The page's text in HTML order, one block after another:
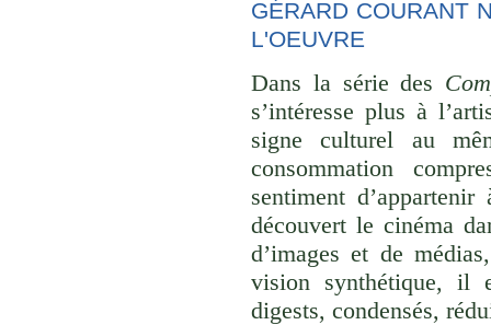
GÉRARD COURANT
L'OEUVRE
Dans la série des
s’intéresse plus à
signe culturel au
consommation
sentiment
découvert le cinéma
d’images et de
vision synthétique, il
digests, condensés,